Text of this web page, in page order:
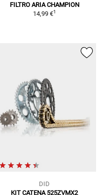
FILTRO ARIA CHAMPION
14,99 €1
DID
KIT CATENA 525ZVMX2